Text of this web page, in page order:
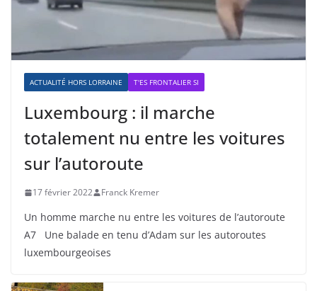
ACTUALITÉ HORS LORRAINE T'ES FRONTALIER SI
Luxembourg : il marche
totalement nu entre les voitures
sur l’autoroute
17 février 2022 Franck Kremer
Un homme marche nu entre les voitures de l’autoroute
A7 Une balade en tenu d’Adam sur les autoroutes
luxembourgeoises